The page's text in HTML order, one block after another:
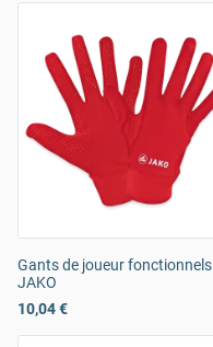
Gants de joueur fonctionnels
JAKO
10,04 €